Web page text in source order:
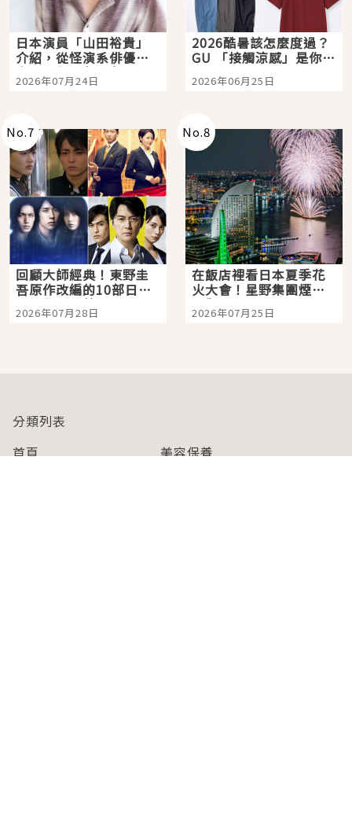
日本演員「山田裕貴」
介紹，從怪演系俳優走
向國民級日劇主角
2026年07月24日
2026酷暑該怎麼度過？
GU 「接觸涼感」是你的
夏日救星
2026年06月25日
No.7
回顧大師經典！東野圭
吾原作改編的10部日本
影視作品推薦
2026年07月28日
No.8
在飯店裡看日本夏季花
火大會！星野集團煙火
景觀飯店6選，讓你不用
人擠人悠閒欣賞
2026年07月25日
分類列表
首頁
美容保養